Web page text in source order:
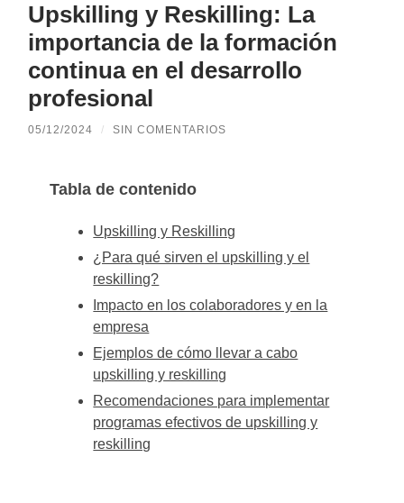
Upskilling y Reskilling: La
importancia de la formación
continua en el desarrollo
profesional
05/12/2024 / SIN COMENTARIOS
Tabla de contenido
Upskilling y Reskilling
¿Para qué sirven el upskilling y el
reskilling?
Impacto en los colaboradores y en la
empresa
Ejemplos de cómo llevar a cabo
upskilling y reskilling
Recomendaciones para implementar
programas efectivos de upskilling y
reskilling